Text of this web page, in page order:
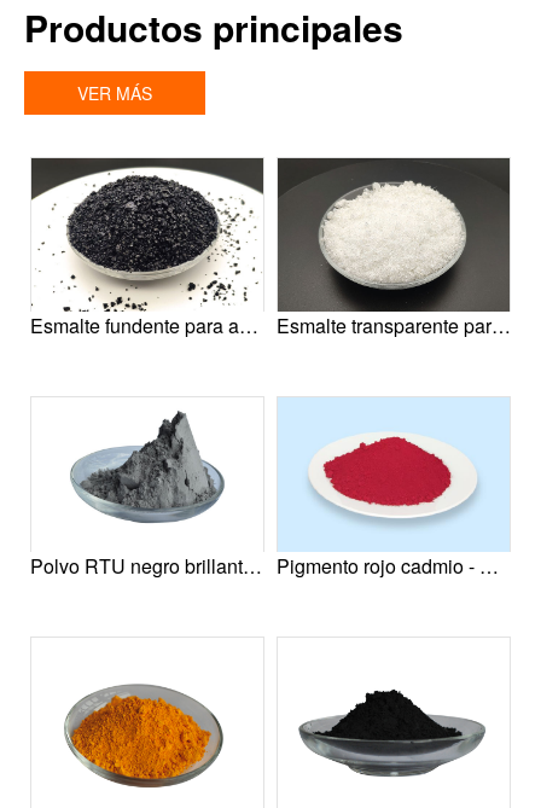
Productos principales
VER MÁS
Esmalte fundente para acero Esmalte transparente para acero
Polvo RTU negro brillante para acero Pigmento rojo cadmio - Rojo Cadmio Pigmentos Inorgánicos, Rojo Cadmio Oscuro, Rojo Cadmio Medio, Pigmento Rojo 108，Pigmento Inorgánico 108 Rojo Cadmio